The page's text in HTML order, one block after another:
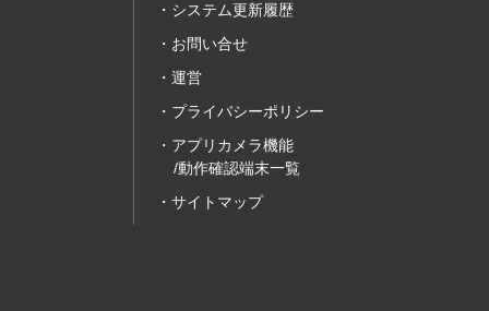
システム更新履歴
お問い合せ
運営
プライバシーポリシー
アプリカメラ機能
/動作確認端末一覧
サイトマップ